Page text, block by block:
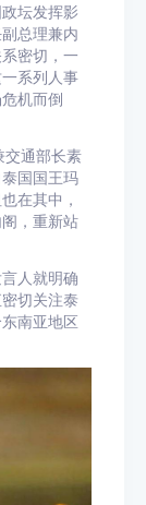
坛发挥影
总理兼内
密切，一
系列人事
机而倒
交通部长素
国国王玛
在其中，
，重新站
人就明确
切关注泰
南亚地区